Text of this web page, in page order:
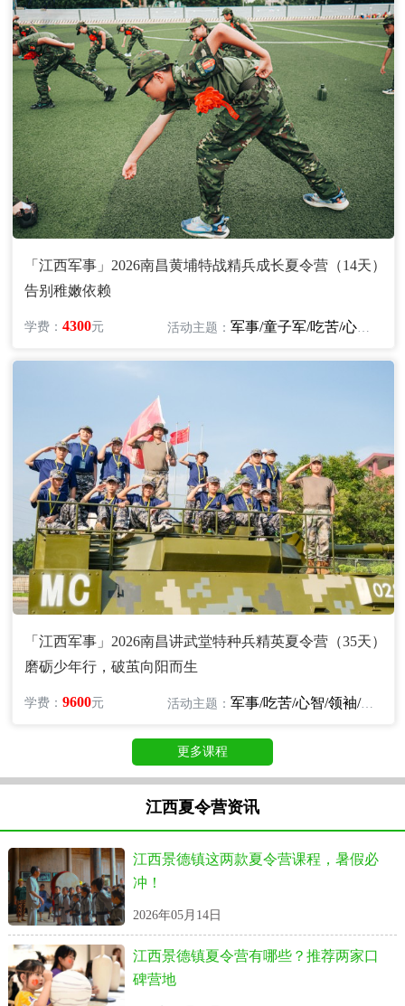
「江西军事」2026南昌黄埔特战精兵成长夏令营（14天）
告别稚嫩依赖
学费：4300元 活动主题：军事/童子军/吃苦/心智/励志
「江西军事」2026南昌讲武堂特种兵精英夏令营（35天）
磨砺少年行，破茧向阳而生
学费：9600元 活动主题：军事/吃苦/心智/领袖/励志
更多课程
江西夏令营资讯
江西景德镇这两款夏令营课程，暑假必
冲！
2026年05月14日
江西景德镇夏令营有哪些？推荐两家口
碑营地